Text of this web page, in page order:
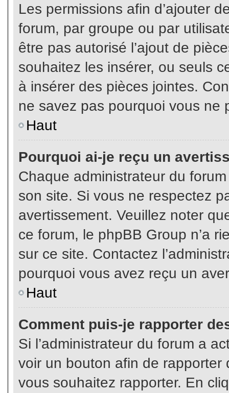
Les permissions afin d’ajouter
forum, par groupe ou par
être pas autorisé l’ajout de
souhaitez les insérer, ou seuls
à insérer des pièces jointes.
ne savez pas pourquoi vous ne
Haut
Pourquoi ai-je reçu un
Chaque administrateur du
son site. Si vous ne respectez
avertissement. Veuillez noter
ce forum, le phpBB Group n’a
sur ce site. Contactez
pourquoi vous avez reçu un
Haut
Comment puis-je rapporter
Si l’administrateur du forum a
voir un bouton afin de
vous souhaitez rapporter. En